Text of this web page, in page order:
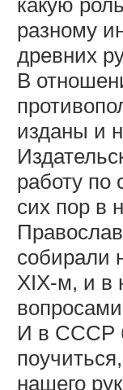
разному
древних
В
изданы и
работу по
сих пор в
собирали
XIX-м, и в
И в СССР
нашего